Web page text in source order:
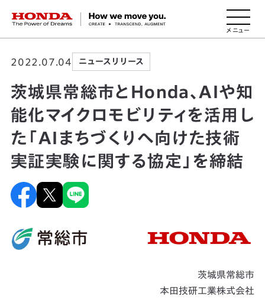
HONDA The Power of Dreams
2022.07.04 ニュースリリース
茨城県常総市とHonda、AIや知
能化マイクロモビリティを活用し
た「AIまちづくりへ向けた技術
実証実験に関する協定」を締結
茨城県常総市
本田技研工業株式会社